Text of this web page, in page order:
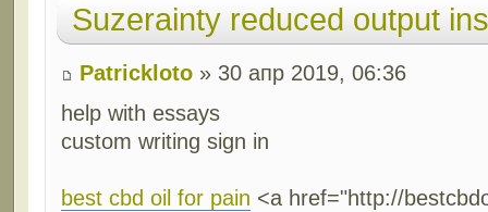
Suzerainty reduced output
Patrickloto» 30 апр 2019, 06:36
help with essays
custom writing sign in
best cbd oil for pain <a href="http://